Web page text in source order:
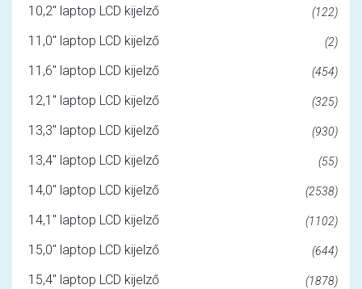
10,2" laptop LCD kijelző (122)
11,0" laptop LCD kijelző (2)
11,6" laptop LCD kijelző (454)
12,1" laptop LCD kijelző (325)
13,3" laptop LCD kijelző (930)
13,4" laptop LCD kijelző (55)
14,0" laptop LCD kijelző (2538)
14,1" laptop LCD kijelző (1102)
15,0" laptop LCD kijelző (644)
15,4" laptop LCD kijelző (1878)